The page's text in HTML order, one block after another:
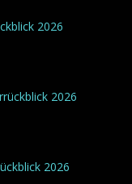
2026
2026
2026